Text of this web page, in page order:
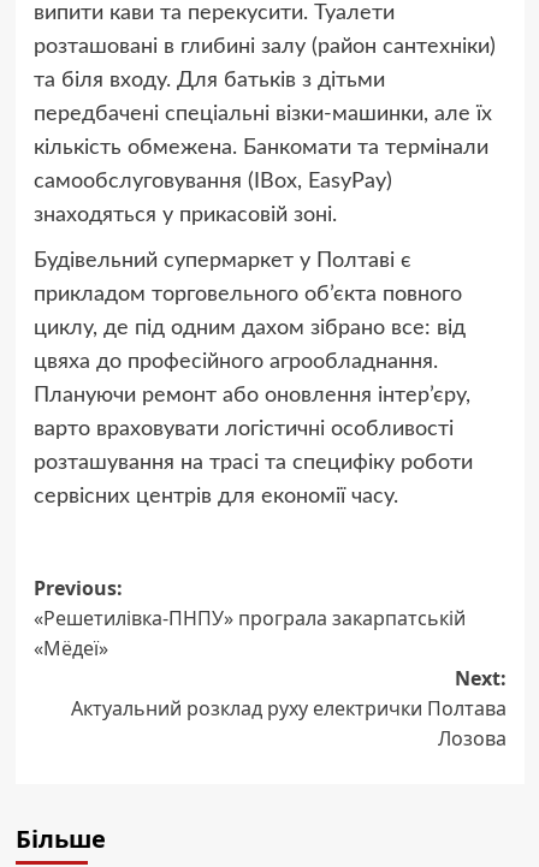
випити кави та перекусити. Туалети
розташовані в глибині залу (район сантехніки)
та біля входу. Для батьків з дітьми
передбачені спеціальні візки-машинки, але їх
кількість обмежена. Банкомати та термінали
самообслуговування (IBox, EasyPay)
знаходяться у прикасовій зоні.
Будівельний супермаркет у Полтаві є
прикладом торговельного об’єкта повного
циклу, де під одним дахом зібрано все: від
цвяха до професійного агрообладнання.
Плануючи ремонт або оновлення інтер’єру,
варто враховувати логістичні особливості
розташування на трасі та специфіку роботи
сервісних центрів для економії часу.
Post
navigation
Previous:
«Решетилівка-ПНПУ» програла закарпатській
«Мёдеї»
Next:
Актуальний розклад руху електрички Полтава
Лозова
Більше